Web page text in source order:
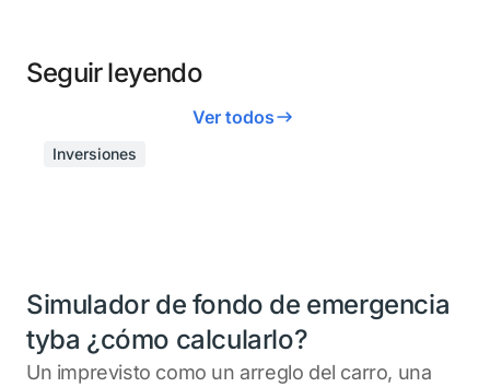
Seguir leyendo
Ver todos
Inversiones
Simulador de fondo de emergencia
tyba ¿cómo calcularlo?
Un imprevisto como un arreglo del carro, una